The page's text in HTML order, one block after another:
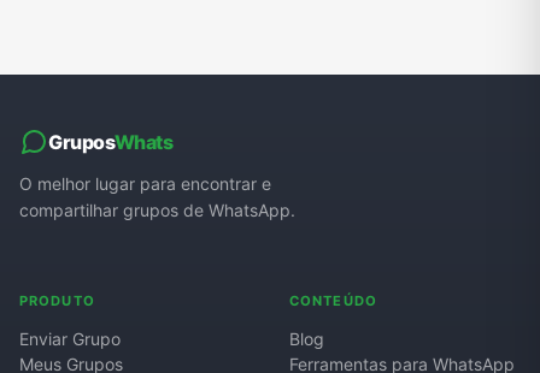
GruposWhats
O melhor lugar para encontrar e
compartilhar grupos de WhatsApp.
PRODUTO
Enviar Grupo
Meus Grupos
CONTEÚDO
Blog
Ferramentas para WhatsApp